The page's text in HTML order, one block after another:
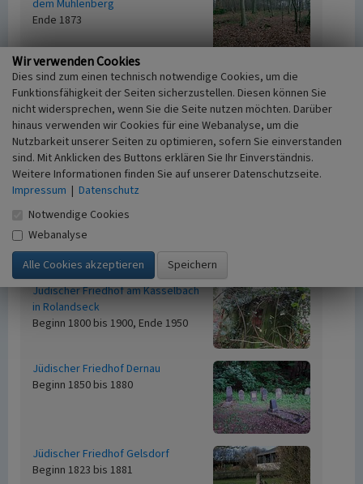
dem Mühlenberg
Ende 1873
Ehemalige Synagoge Dernau
Beginn vor 1700
Jüdische Betstube in Heimersheim
Ende 1947
Jüdische Betstube in Kempenich
Beginn vor 1843, Ende 1885 bis 1900
Beginn 1833, Ende nach 1853
Jüdischer Friedhof am Kasselbach
in Rolandseck
Beginn 1800 bis 1900, Ende 1950
Jüdischer Friedhof Dernau
Beginn 1850 bis 1880
Jüdischer Friedhof Gelsdorf
Beginn 1823 bis 1881
Wir verwenden Cookies
Dies sind zum einen technisch notwendige Cookies, um die
Funktionsfähigkeit der Seiten sicherzustellen. Diesen können Sie
nicht widersprechen, wenn Sie die Seite nutzen möchten. Darüber
hinaus verwenden wir Cookies für eine Webanalyse, um die
Nutzbarkeit unserer Seiten zu optimieren, sofern Sie einverstanden
sind. Mit Anklicken des Buttons erklären Sie Ihr Einverständnis.
Weitere Informationen finden Sie auf unserer Datenschutzseite.
Impressum | Datenschutz
Notwendige Cookies
Webanalyse